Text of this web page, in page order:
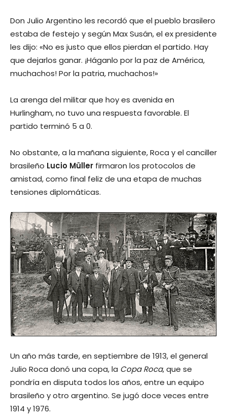
Don Julio Argentino les recordó que el pueblo brasilero
estaba de festejo y según Max Susán, el ex presidente
les dijo: «No es justo que ellos pierdan el partido. Hay
que dejarlos ganar. ¡Háganlo por la paz de América,
muchachos! Por la patria, muchachos!»
La arenga del militar que hoy es avenida en
Hurlingham, no tuvo una respuesta favorable. El
partido terminó 5 a 0.
No obstante, a la mañana siguiente, Roca y el canciller
brasileño Lucio Müller firmaron los protocolos de
amistad, como final feliz de una etapa de muchas
tensiones diplomáticas.
Un año más tarde, en septiembre de 1913, el general
Julio Roca donó una copa, la Copa Roca, que se
pondría en disputa todos los años, entre un equipo
brasileño y otro argentino. Se jugó doce veces entre
1914 y 1976.